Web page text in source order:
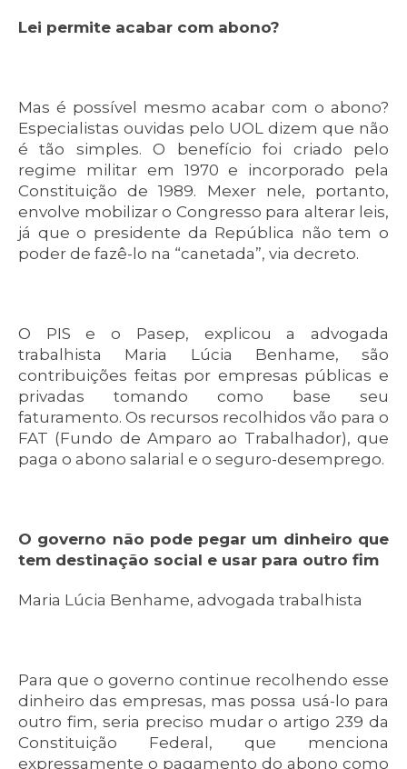
Lei permite acabar com abono?
Mas é possível mesmo acabar com o abono?
Especialistas ouvidas pelo UOL dizem que não
é tão simples. O benefício foi criado pelo
regime militar em 1970 e incorporado pela
Constituição de 1989. Mexer nele, portanto,
envolve mobilizar o Congresso para alterar leis,
já que o presidente da República não tem o
poder de fazê-lo na “canetada”, via decreto.
O PIS e o Pasep, explicou a advogada
trabalhista Maria Lúcia Benhame, são
contribuições feitas por empresas públicas e
privadas tomando como base seu
faturamento. Os recursos recolhidos vão para o
FAT (Fundo de Amparo ao Trabalhador), que
paga o abono salarial e o seguro-desemprego.
O governo não pode pegar um dinheiro que
tem destinação social e usar para outro fim
Maria Lúcia Benhame, advogada trabalhista
Para que o governo continue recolhendo esse
dinheiro das empresas, mas possa usá-lo para
outro fim, seria preciso mudar o artigo 239 da
Constituição Federal, que menciona
expressamente o pagamento do abono como